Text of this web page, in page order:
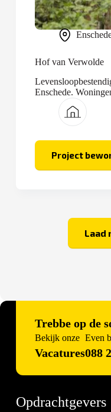
Hof van Verwolde
Enschede.
toekomst.
Project
Hof
van
Laad
Trebbe op de
Bekijk onze
Vacatures
Even
088
Opdrachtgevers